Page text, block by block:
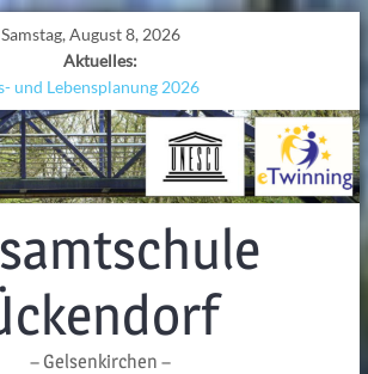
Samstag, August 8, 2026
Aktuelles:
und Lebensplanung 2026
„Grenzen überwinden“
Wellen: Lehrkräfte bilden sich in Alicante fort
– Gelsenkirchen –